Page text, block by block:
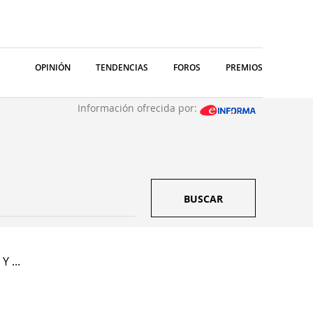
OPINIÓN TENDENCIAS FOROS PREMIOS
Información ofrecida por:
BUSCAR
...